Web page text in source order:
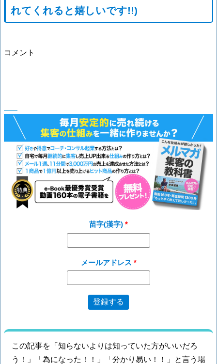
れてくれると嬉しいです!!)
コメント
苗字(漢字)
メールアドレス
この記事を「知らないよりは知っていた方がいいだろ
う！」「為になった！！」「分かり易い！！」と言う場